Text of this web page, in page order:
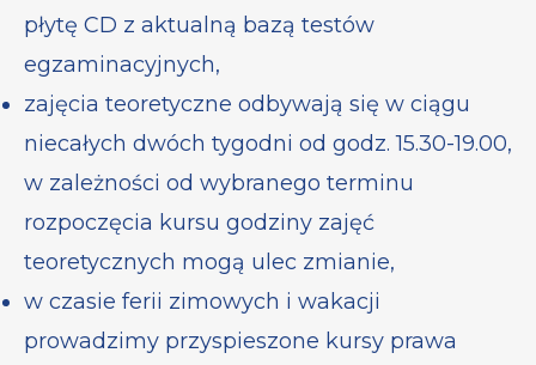
płytę CD z aktualną bazą testów
egzaminacyjnych,
zajęcia teoretyczne odbywają się w ciągu
niecałych dwóch tygodni od godz. 15.30-19.00,
w zależności od wybranego terminu
rozpoczęcia kursu godziny zajęć
teoretycznych mogą ulec zmianie,
w czasie ferii zimowych i wakacji
prowadzimy przyspieszone kursy prawa